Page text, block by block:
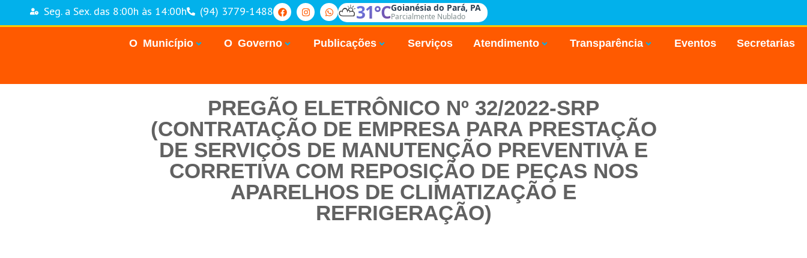
Seg. a Sex. das 8:00h às 14:00h (94) 3779-1488 ⛅31°CGoianésia do Pará, PA
Parcialmente Nublado
O Município O Governo Publicações Serviços Atendimento Transparência Eventos Secretarias
PREGÃO ELETRÔNICO Nº 32/2022-SRP
(CONTRATAÇÃO DE EMPRESA PARA PRESTAÇÃO
DE SERVIÇOS DE MANUTENÇÃO PREVENTIVA E
CORRETIVA COM REPOSIÇÃO DE PEÇAS NOS
APARELHOS DE CLIMATIZAÇÃO E
REFRIGERAÇÃO)